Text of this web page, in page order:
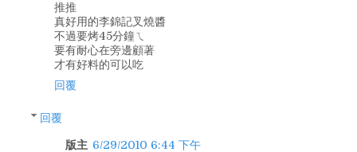
推推
真好用的李錦記叉燒醬
不過要烤45分鐘ㄟ
要有耐心在旁邊顧著
才有好料的可以吃
回覆
回覆
版主 6/29/2010 6:44 下午